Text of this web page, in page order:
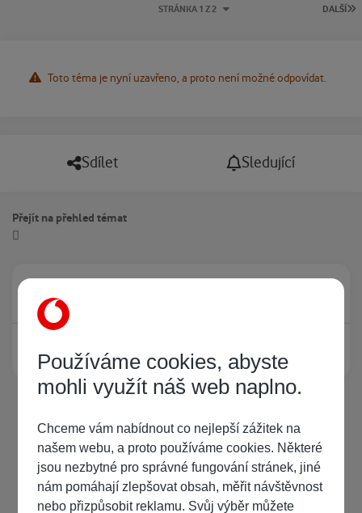
DALŠÍ
STRÁNKA 1 Z 2
Toto téma je nyní uzavřeno, a proto není možné odpovídat.
Sdílet Sledující
Přejít na přehled témat
Právě prohlíží tuto stránku
Žádný registrovaný uživatel si neprohlíží tuto stránku
Používáme cookies, abyste
mohli využít náš web naplno.
Chceme vám nabídnout co nejlepší zážitek na
našem webu, a proto používáme cookies. Některé
jsou nezbytné pro správné fungování stránek, jiné
nám pomáhají zlepšovat obsah, měřit návštěvnost
nebo přizpůsobit reklamu. Svůj výběr můžete